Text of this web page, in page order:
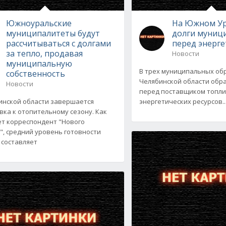
Южноуральские
муниципалитеты будут
рассчитываться с долгами
за тепло, продавая
муниципальную
собственность
Новости
области завершается
к отопительному сезону. Как
корреспондент "Нового
средний уровень готовности
На Южном
долги
перед
Новости
В трех муниципальных
Челябинской области
перед поставщиком
энергетических